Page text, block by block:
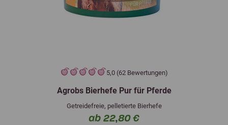
5,0 (62 Bewertungen)
Agrobs Bierhefe Pur für Pferde
Getreidefreie, pelletierte Bierhefe
ab 22,80 €